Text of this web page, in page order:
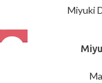
Miyuki